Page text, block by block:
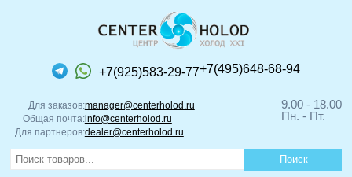
+7(925)583-29-77+7(495)648-68-94
Для заказов:manager@centerholod.ru
Общая почта:info@centerholod.ru
Для партнеров:dealer@centerholod.ru
9.00 - 18.00
Пн. - Пт.